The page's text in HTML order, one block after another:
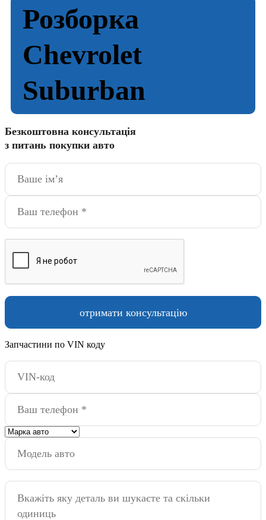
Розборка
Chevrolet
Suburban
Безкоштовна консультація
з питань покупки авто
Запчастини по VIN коду